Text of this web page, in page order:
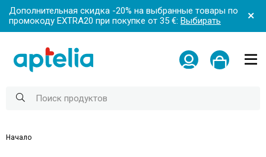
Дополнительная скидка -20% на выбранные товары по
промокоду EXTRA20 при покупке от 35 €: Выбирать
Начало